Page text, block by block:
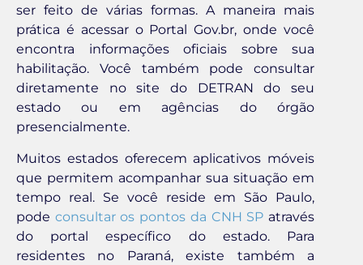
ser feito de várias formas. A maneira mais
prática é acessar o Portal Gov.br, onde você
encontra informações oficiais sobre sua
habilitação. Você também pode consultar
diretamente no site do DETRAN do seu
estado ou em agências do órgão
presencialmente.
Muitos estados oferecem aplicativos móveis
que permitem acompanhar sua situação em
tempo real. Se você reside em São Paulo,
pode consultar os pontos da CNH SP através
do portal específico do estado. Para
residentes no Paraná, existe também a